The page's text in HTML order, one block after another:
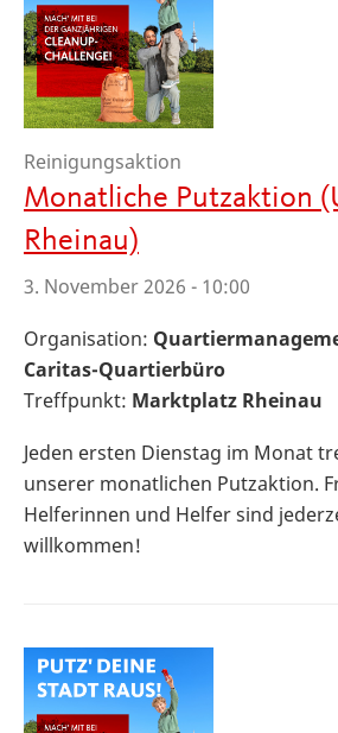
Reinigungsaktion
Monatliche Putzaktion
Rheinau)
3. November 2026 - 10:00
Organisation:
Caritas-Quartierbüro
Treffpunkt: Marktplatz Rheinau
Jeden ersten Dienstag im Monat
unserer monatlichen Putzaktion.
Helferinnen und Helfer sind
willkommen!